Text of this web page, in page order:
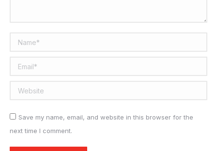
Name *
Email *
Website
Save my name, email, and website in this browser for the
next time I comment.